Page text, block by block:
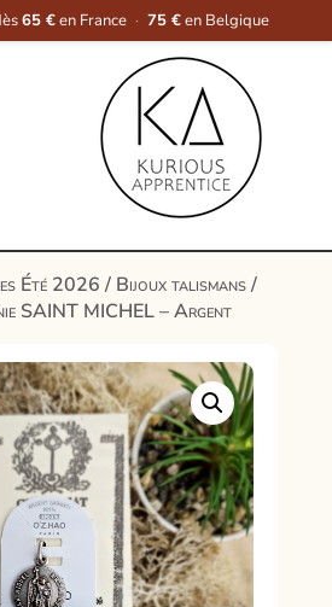
65 €en France · 75 €en Belgique
Été 2026/ Bijoux talismans/
SAINT MICHEL – Argent